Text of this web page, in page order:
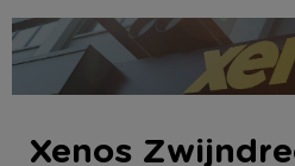
Xenos